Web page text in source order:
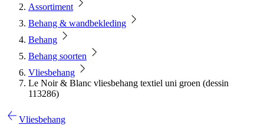
Assortiment
Behang & wandbekleding
Behang
Behang soorten
Vliesbehang
Le Noir & Blanc vliesbehang textiel uni groen (dessin
113286)
Vliesbehang